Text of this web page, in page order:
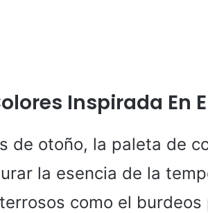
Inspirada En
de otoño, la paleta de
la esencia de la
como el burdeos